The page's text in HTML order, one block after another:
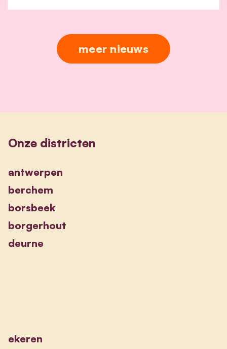
meer nieuws
Onze districten
antwerpen
berchem
borsbeek
borgerhout
deurne
ekeren